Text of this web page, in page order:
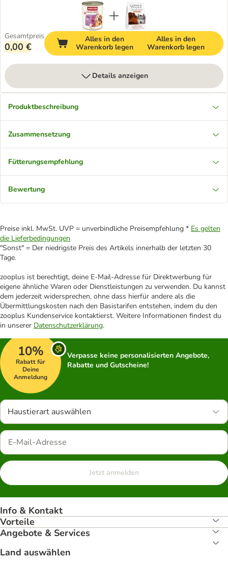
Gesamtpreis
0,00 €
Alles in den
Warenkorb legen
Alles in den
Warenkorb legen
Details anzeigen
Produktbeschreibung
Zusammensetzung
Fütterungsempfehlung
Bewertung
Preise inkl. MwSt. UVP = unverbindliche Preisempfehlung * Es gelten
die Lieferbedingungen
"Sonst" = Der niedrigste Preis des Artikels innerhalb der letzten 30
Tage.
zooplus ist berechtigt, deine E-Mail-Adresse für Direktwerbung für
eigene ähnliche Waren oder Dienstleistungen zu verwenden. Du kannst
dem jederzeit widersprechen, ohne dass hierfür andere als die
Übermittlungskosten nach den Basistarifen entstehen, indem du den
zooplus Kundenservice kontaktierst. Weitere Informationen findest du
in unserer Datenschutzerklärung.
10%
Rabatt für
Deine
Anmeldung
Verpasse keine personalisierten Angebote,
Rabatte und Gutscheine!
Haustierart auswählen
Jetzt anmelden
Info & Kontakt
Vorteile
Angebote & Services
Land auswählen